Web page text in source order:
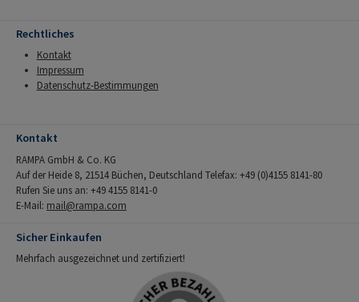
Rechtliches
Kontakt
Impressum
Datenschutz-Bestimmungen
Kontakt
RAMPA GmbH & Co. KG
Auf der Heide 8, 21514 Büchen, Deutschland Telefax: +49 (0)4155 8141-80
Rufen Sie uns an: +49 4155 8141-0
E-Mail: mail@rampa.com
Sicher Einkaufen
Mehrfach ausgezeichnet und zertifiziert!